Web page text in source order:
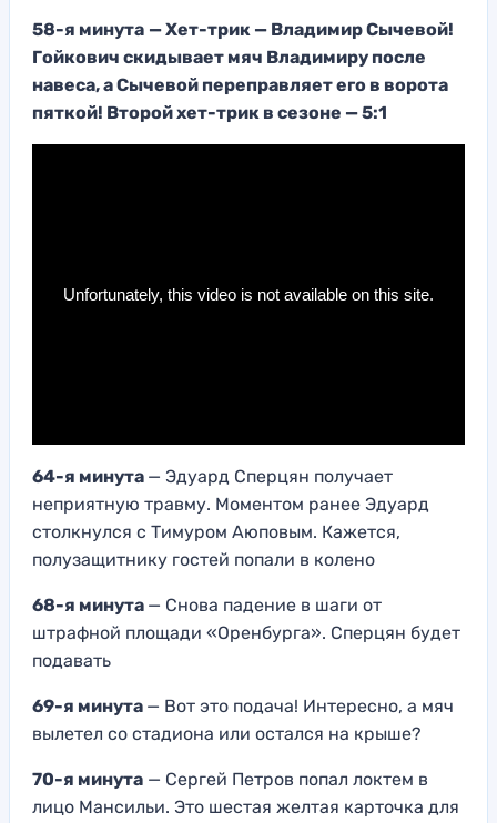
58-я минута — Хет-трик — Владимир Сычевой!
Гойкович скидывает мяч Владимиру после
навеса, а Сычевой переправляет его в ворота
пяткой! Второй хет-трик в сезоне — 5:1
64-я минута — Эдуард Сперцян получает
неприятную травму. Моментом ранее Эдуард
столкнулся с Тимуром Аюповым. Кажется,
полузащитнику гостей попали в колено
68-я минута — Снова падение в шаги от
штрафной площади «Оренбурга». Сперцян будет
подавать
69-я минута — Вот это подача! Интересно, а мяч
вылетел со стадиона или остался на крыше?
70-я минута — Сергей Петров попал локтем в
лицо Мансильи. Это шестая желтая карточка для